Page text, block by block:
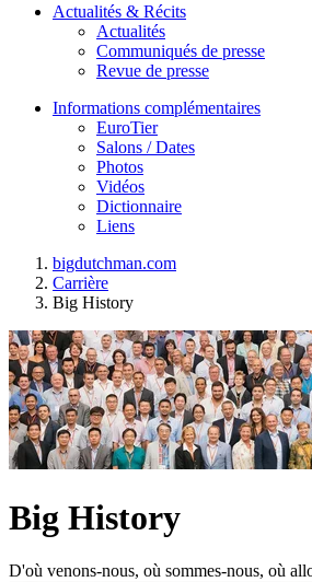
Actualités & Récits
Actualités
Communiqués de presse
Revue de presse
Informations complémentaires
EuroTier
Salons / Dates
Photos
Vidéos
Dictionnaire
Liens
bigdutchman.com
Carrière
Big History
Big History
D'où venons-nous, où sommes-nous, où